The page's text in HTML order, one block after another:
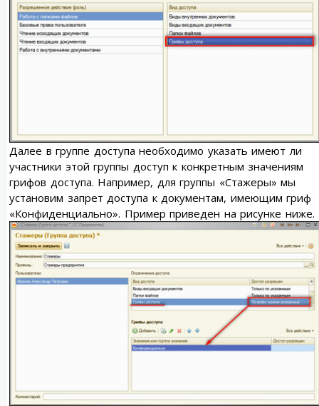
Далее в группе доступа необходимо указать имеют ли
участники этой группы доступ к конкретным значениям
грифов доступа. Например, для группы «Стажеры» мы
установим запрет доступа к документам, имеющим гриф
«Конфиденциально». Пример приведен на рисунке ниже.